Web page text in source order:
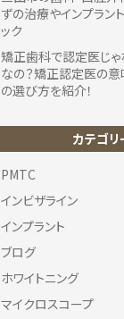
ずの治療やインプラン
ック
矯正歯科で認定医じ
なの？矯正認定医の意
の選び方を紹介！
カテゴリ
PMTC
インビザライン
インプラント
ブログ
ホワイトニング
マイクロスコープ